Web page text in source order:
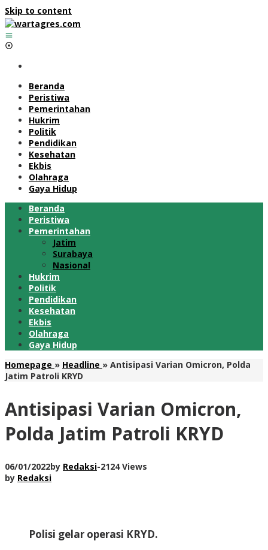
Skip to content
Beranda
Peristiwa
Pemerintahan
Hukrim
Politik
Pendidikan
Kesehatan
Ekbis
Olahraga
Gaya Hidup
Beranda
Peristiwa
Pemerintahan
Jatim
Surabaya
Nasional
Hukrim
Politik
Pendidikan
Kesehatan
Ekbis
Olahraga
Gaya Hidup
Homepage » Headline » Antisipasi Varian Omicron, Polda
Jatim Patroli KRYD
Antisipasi Varian Omicron,
Polda Jatim Patroli KRYD
06/01/2022by Redaksi-2124 Views
by Redaksi
Polisi gelar operasi KRYD.